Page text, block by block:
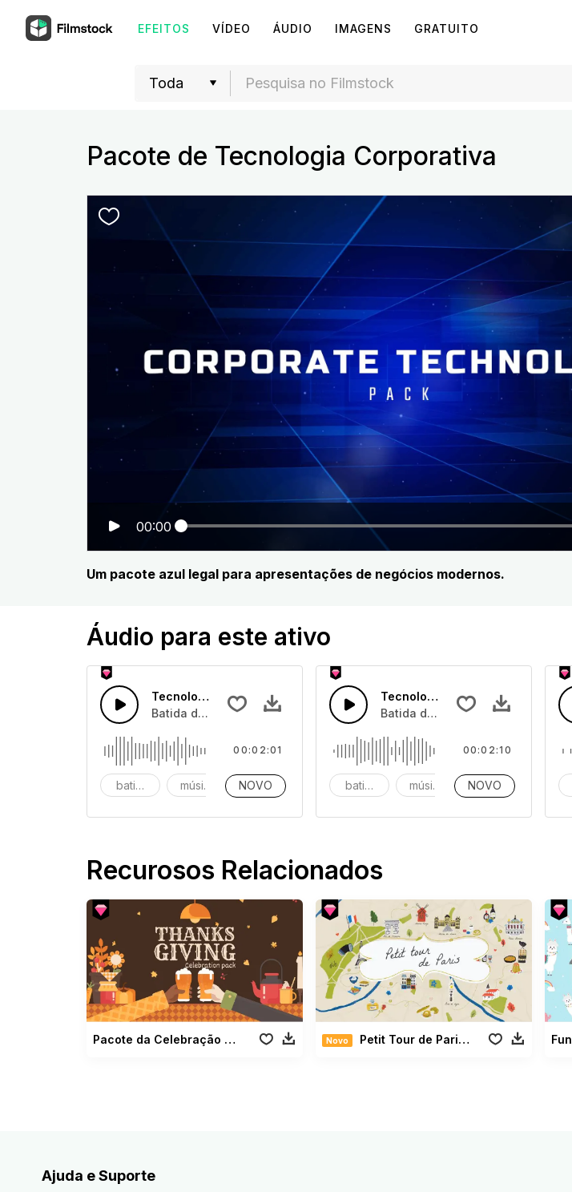
EFEITOS VÍDEO ÁUDIO IMAGENS GRATUITO
Pacote de Tecnologia Corporativa
00:00
Um pacote azul legal para apresentações de negócios modernos.
Áudio para este ativo
Tecnologia pulsante
Batida de bateria em casa quatro no chão com almofadas pulsantes e
batidas música instrumental
00:02:01
NOVO
Tecnologia Futurista
Batida de bateria em casa
batidas música instrumental
00:02:10
NOVO
Recurosos Relacionados
Pacote da Celebração do Dia de Ação de Graças Novo Petit Tour de Paris Pack
Ajuda e Suporte